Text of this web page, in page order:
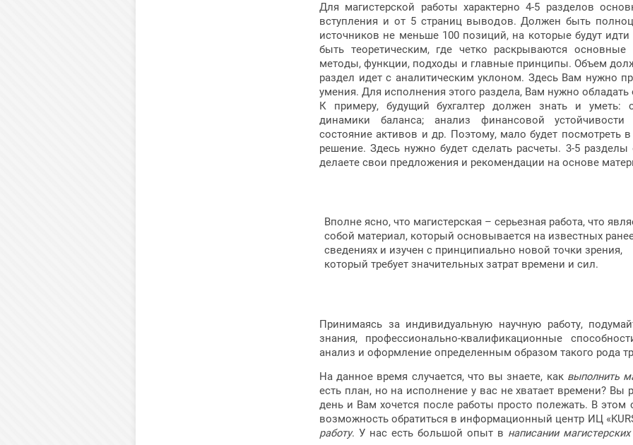
Для магистерской работы характерно 4-5 разделов
вступления и от 5 страниц выводов. Должен быть
источников не меньше 100 позиций, на которые будут
быть теоретическим, где четко раскрываются
методы, функции, подходы и главные принципы. Объем
раздел идет с аналитическим уклоном. Здесь Вам нужно
умения. Для исполнения этого раздела, Вам нужно
К примеру, будущий бухгалтер должен знать и уметь:
динамики баланса; анализ финансовой устойчивости
состояние активов и др. Поэтому, мало будет посмотреть
решение. Здесь нужно будет сделать расчеты. 3-5
делаете свои предложения и рекомендации на основе
Вполне ясно, что магистерская – серьезная работа, что
собой материал, который основывается на известных
сведениях и изучен с принципиально новой точки зрения,
который требует значительных затрат времени и сил.
Принимаясь за индивидуальную научную работу,
знания, профессионально-квалификационные
анализ и оформление определенным образом такого рода
На данное время случается, что вы знаете, как выполнить
есть план, но на исполнение у вас не хватает времени?
день и Вам хочется после работы просто полежать. В
возможность обратиться в информационный центр ИЦ
работу. У нас есть большой опыт в написании